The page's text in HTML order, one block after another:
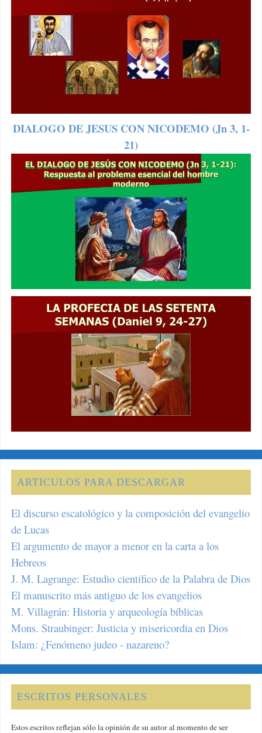
DIALOGO DE JESUS CON NICODEMO (Jn 3, 1-
21)
ARTICULOS PARA DESCARGAR
El discurso escatológico y la composición del evangelio
de Lucas
El argumento de mayor a menor en la carta a los
Hebreos
J. M. Lagrange: Estudio científico de la Palabra de Dios
El manuscrito más antiguo de los evangelios
M. Villagrán: Historia y arqueología bíblicas
Mons. Straubinger: Justicia y misericordia en Dios
Islam: ¿Fenómeno judeo - nazareno?
ESCRITOS PERSONALES
Estos escritos reflejan sólo la opinión de su autor al momento de ser